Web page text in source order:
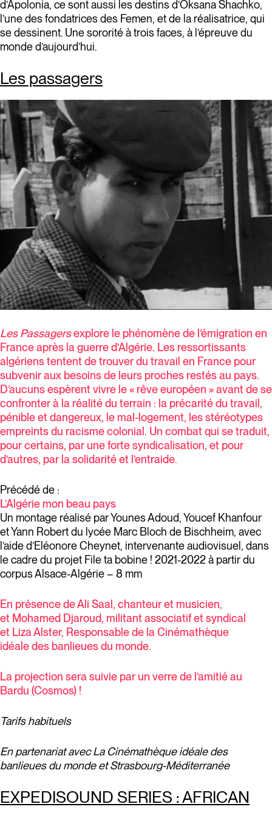
d’Apolonia, ce sont aussi les destins d’Oksana Shachko,
l’une des fondatrices des Femen, et de la réalisatrice, qui
se dessinent. Une sororité à trois faces, à l’épreuve du
monde d’aujourd’hui.
Les passagers
Les Passagersexplore le phénomène de l’émigration en
France après la guerre d’Algérie. Les ressortissants
algériens tentent de trouver du travail en France pour
subvenir aux besoins de leurs proches restés au pays.
D’aucuns espèrent vivre le « rêve européen » avant de se
confronter à la réalité du terrain : la précarité du travail,
pénible et dangereux, le mal-logement, les stéréotypes
empreints du racisme colonial. Un combat qui se traduit,
pour certains, par une forte syndicalisation, et pour
d’autres, par la solidarité et l’entraide.
Précédé de :
L’Algérie mon beau pays
Un montage réalisé par Younes Adoud, Youcef Khanfour
et Yann Robert du lycée Marc Bloch de Bischheim, avec
l’aide d’Eléonore Cheynet, intervenante audiovisuel, dans
le cadre du projet File ta bobine ! 2021-2022 à partir du
corpus Alsace-Algérie – 8 mm
En présence de Ali Saal, chanteur et musicien,
et Mohamed Djaroud, militant associatif et syndical
et Liza Alster, Responsable de la Cinémathèque
idéale des banlieues du monde.
La projection sera suivie par un verre de l’amitié au
Bardu (Cosmos) !
Tarifs habituels
En partenariat avec La Cinémathèque idéale des
banlieues du monde et Strasbourg-Méditerranée
EXPEDISOUND SERIES : AFRICAN